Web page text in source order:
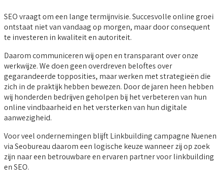
SEO vraagt om een lange termijnvisie. Succesvolle online groei
ontstaat niet van vandaag op morgen, maar door consequent
te investeren in kwaliteit en autoriteit.
Daarom communiceren wij open en transparant over onze
werkwijze. We doen geen overdreven beloftes over
gegarandeerde topposities, maar werken met strategieën die
zich in de praktijk hebben bewezen. Door de jaren heen hebben
wij honderden bedrijven geholpen bij het verbeteren van hun
online vindbaarheid en het versterken van hun digitale
aanwezigheid.
Voor veel ondernemingen blijft Linkbuilding campagne Nuenen
via Seobureau daarom een logische keuze wanneer zij op zoek
zijn naar een betrouwbare en ervaren partner voor linkbuilding
en SEO.